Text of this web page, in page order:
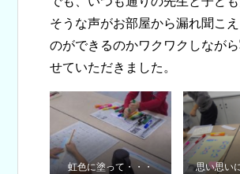
そうな声がお部屋から漏れ聞こ
のができるのかワクワクしなが
せていただきました。
虹色に塗って・・・ 思い思い